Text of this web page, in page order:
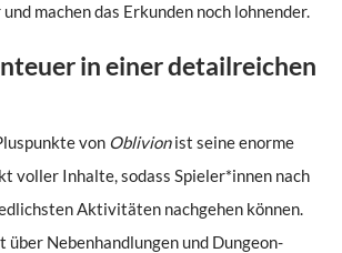
machen das Erkunden noch lohnender.
in einer detailreichen
von Oblivionist seine enorme
voller Inhalte, sodass Spieler*innen nach
Aktivitäten nachgehen können.
über Nebenhandlungen und Dungeon-